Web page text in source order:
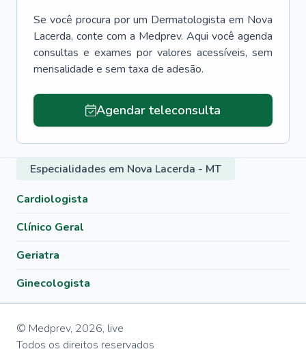
Se você procura por um Dermatologista em Nova
Lacerda, conte com a Medprev. Aqui você agenda
consultas e exames por valores acessíveis, sem
mensalidade e sem taxa de adesão.
Agendar teleconsulta
Especialidades em Nova Lacerda - MT
Cardiologista
Clínico Geral
Geriatra
Ginecologista
© Medprev, 2026, live
Todos os direitos reservados